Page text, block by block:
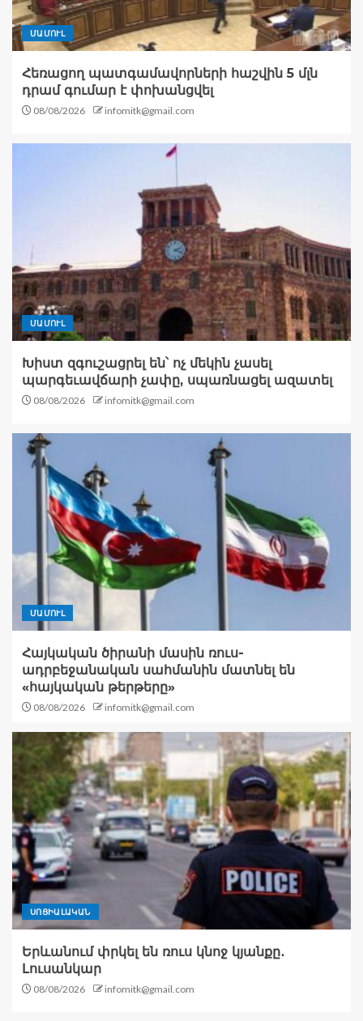
ՄԱՄՈՒԼ
Հեռացող պատգամավորների հաշվին 5 մլն
դրամ գումար է փոխանցվել
08/08/2026 infomitk@gmail.com
ՄԱՄՈՒԼ
Խիստ զգուշացրել են՝ ոչ մեկին չասել
պարգեւավճարի չափը, սպառնացել ազատել
08/08/2026 infomitk@gmail.com
ՄԱՄՈՒԼ
Հայկական ծիրանի մասին ռուս-
ադրբեջանական սահմանին մատնել են
«հայկական թերթերը»
08/08/2026 infomitk@gmail.com
ՍՈՑԻԱԼԱԿԱՆ
Երևանում փրկել են ռուս կնոջ կյանքը․
Լուսանկար
08/08/2026 infomitk@gmail.com